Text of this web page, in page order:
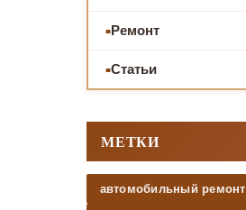
Ремонт
Статьи
МЕТКИ
автомобильный ремонт